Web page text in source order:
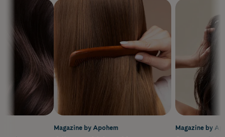
Magazine by
Magazine by Apohem